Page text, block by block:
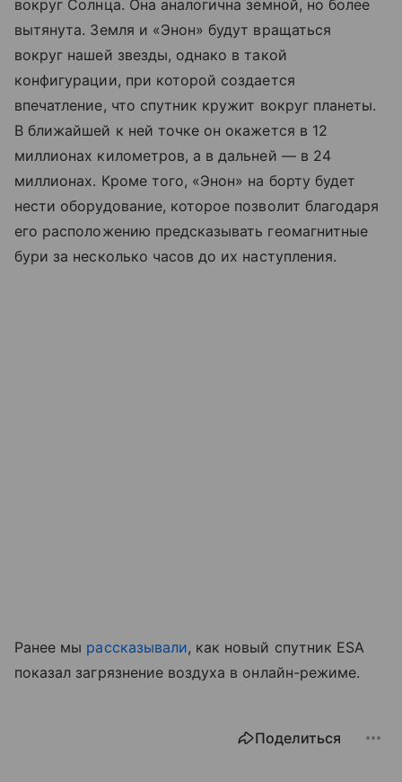
вокруг Солнца. Она аналогична земной, но более
вытянута. Земля и «Энон» будут вращаться
вокруг нашей звезды, однако в такой
конфигурации, при которой создается
впечатление, что спутник кружит вокруг планеты.
В ближайшей к ней точке он окажется в 12
миллионах километров, а в дальней — в 24
миллионах. Кроме того, «Энон» на борту будет
нести оборудование, которое позволит благодаря
его расположению предсказывать геомагнитные
бури за несколько часов до их наступления.
Ранее мы рассказывали, как новый спутник ESA
показал загрязнение воздуха в онлайн-режиме.
Поделиться